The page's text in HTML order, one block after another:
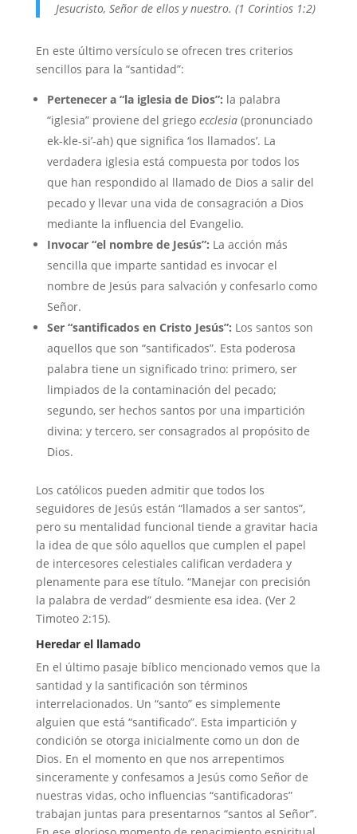
Jesucristo, Señor de ellos y nuestro. (1 Corintios 1:2)
En este último versículo se ofrecen tres criterios
sencillos para la “santidad”:
Pertenecer a “la iglesia de Dios”: la palabra
“iglesia” proviene del griego ecclesia(pronunciado
ek-kle-si’-ah) que significa ‘los llamados’. La
verdadera iglesia está compuesta por todos los
que han respondido al llamado de Dios a salir del
pecado y llevar una vida de consagración a Dios
mediante la influencia del Evangelio.
Invocar “el nombre de Jesús”: La acción más
sencilla que imparte santidad es invocar el
nombre de Jesús para salvación y confesarlo como
Señor.
Ser “santificados en Cristo Jesús”: Los santos son
aquellos que son “santificados”. Esta poderosa
palabra tiene un significado trino: primero, ser
limpiados de la contaminación del pecado;
segundo, ser hechos santos por una impartición
divina; y tercero, ser consagrados al propósito de
Dios.
Los católicos pueden admitir que todos los
seguidores de Jesús están “llamados a ser santos”,
pero su mentalidad funcional tiende a gravitar hacia
la idea de que sólo aquellos que cumplen el papel
de intercesores celestiales califican verdadera y
plenamente para ese título. “Manejar con precisión
la palabra de verdad” desmiente esa idea. (Ver 2
Timoteo 2:15).
Heredar el llamado
En el último pasaje bíblico mencionado vemos que la
santidad y la santificación son términos
interrelacionados. Un “santo” es simplemente
alguien que está “santificado”. Esta impartición y
condición se otorga inicialmente como un don de
Dios. En el momento en que nos arrepentimos
sinceramente y confesamos a Jesús como Señor de
nuestras vidas, ocho influencias “santificadoras”
trabajan juntas para presentarnos “santos al Señor”.